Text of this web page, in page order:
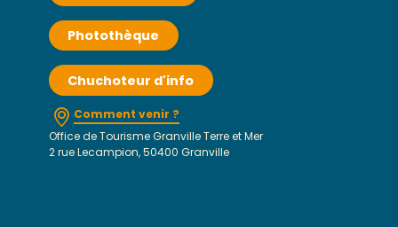
Photothèque
Chuchoteur d'info
Comment venir ?
Office de Tourisme Granville Terre et Mer
2 rue Lecampion, 50400 Granville